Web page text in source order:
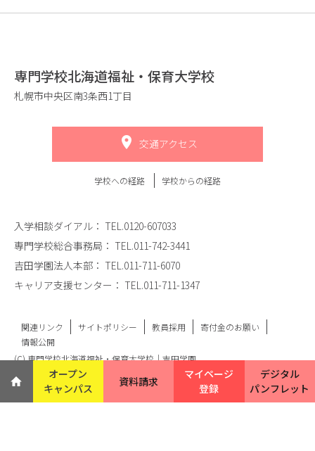
専門学校北海道福祉・保育大学校
札幌市中央区南3条西1丁目
交通アクセス
学校への経路 学校からの経路
入学相談ダイアル： TEL.0120-607033
専門学校総合事務局： TEL.011-742-3441
吉田学園法人本部： TEL.011-711-6070
キャリア支援センター： TEL.011-711-1347
関連リンク サイトポリシー 教員採用
寄付金のお願い
情報公開
(C) 専門学校北海道福祉・保育大学校｜吉田学園
オープン
キャンパス
資料請求
マイページ
登録
デジタル
パンフレット